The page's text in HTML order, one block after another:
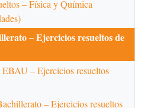
– Física y Química
– Ejercicios resueltos de
– Ejercicios resueltos
– Ejercicios resueltos